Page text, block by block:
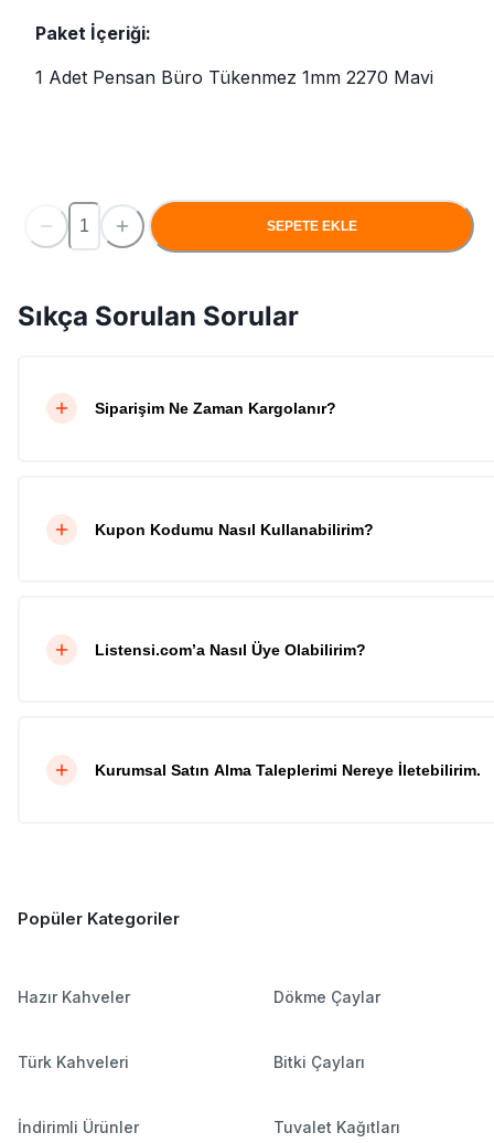
Paket İçeriği:
1 Adet Pensan Büro Tükenmez 1mm 2270 Mavi
SEPETE EKLE
Sıkça Sorulan Sorular
Siparişim Ne Zaman Kargolanır?
Kupon Kodumu Nasıl Kullanabilirim?
Listensi.com’a Nasıl Üye Olabilirim?
Kurumsal Satın Alma Taleplerimi Nereye İletebilirim.
Popüler Kategoriler
Hazır Kahveler Dökme Çaylar
Türk Kahveleri Bitki Çayları
İndirimli Ürünler Tuvalet Kağıtları